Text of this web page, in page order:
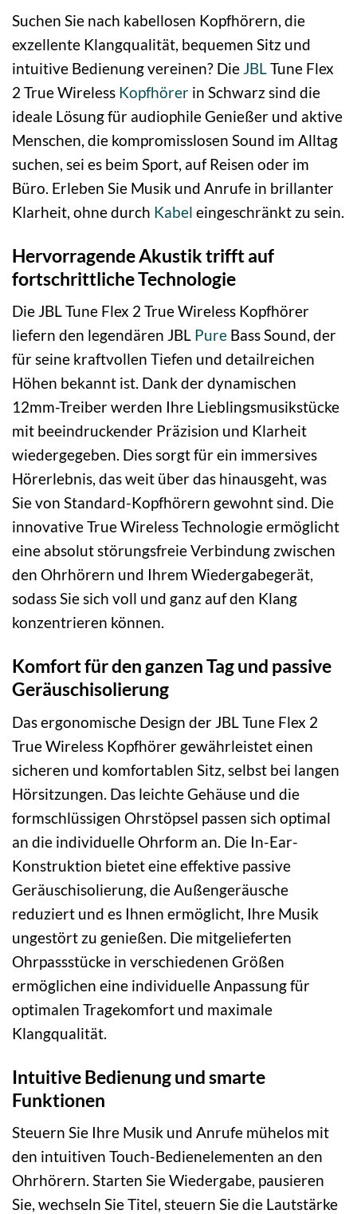
Suchen Sie nach kabellosen Kopfhörern, die
exzellente Klangqualität, bequemen Sitz und
intuitive Bedienung vereinen? Die JBLTune Flex
2 True Wireless Kopfhörer in Schwarz sind die
ideale Lösung für audiophile Genießer und aktive
Menschen, die kompromisslosen Sound im Alltag
suchen, sei es beim Sport, auf Reisen oder im
Büro. Erleben Sie Musik und Anrufe in brillanter
Klarheit, ohne durch Kabel eingeschränkt zu sein.
Hervorragende Akustik trifft auf
fortschrittliche Technologie
Die JBL Tune Flex 2 True Wireless Kopfhörer
liefern den legendären JBL Pure Bass Sound, der
für seine kraftvollen Tiefen und detailreichen
Höhen bekannt ist. Dank der dynamischen
12mm-Treiber werden Ihre Lieblingsmusikstücke
mit beeindruckender Präzision und Klarheit
wiedergegeben. Dies sorgt für ein immersives
Hörerlebnis, das weit über das hinausgeht, was
Sie von Standard-Kopfhörern gewohnt sind. Die
innovative True Wireless Technologie ermöglicht
eine absolut störungsfreie Verbindung zwischen
den Ohrhörern und Ihrem Wiedergabegerät,
sodass Sie sich voll und ganz auf den Klang
konzentrieren können.
Komfort für den ganzen Tag und passive
Geräuschisolierung
Das ergonomische Design der JBL Tune Flex 2
True Wireless Kopfhörer gewährleistet einen
sicheren und komfortablen Sitz, selbst bei langen
Hörsitzungen. Das leichte Gehäuse und die
formschlüssigen Ohrstöpsel passen sich optimal
an die individuelle Ohrform an. Die In-Ear-
Konstruktion bietet eine effektive passive
Geräuschisolierung, die Außengeräusche
reduziert und es Ihnen ermöglicht, Ihre Musik
ungestört zu genießen. Die mitgelieferten
Ohrpassstücke in verschiedenen Größen
ermöglichen eine individuelle Anpassung für
optimalen Tragekomfort und maximale
Klangqualität.
Intuitive Bedienung und smarte
Funktionen
Steuern Sie Ihre Musik und Anrufe mühelos mit
den intuitiven Touch-Bedienelementen an den
Ohrhörern. Starten Sie Wiedergabe, pausieren
Sie, wechseln Sie Titel, steuern Sie die Lautstärke